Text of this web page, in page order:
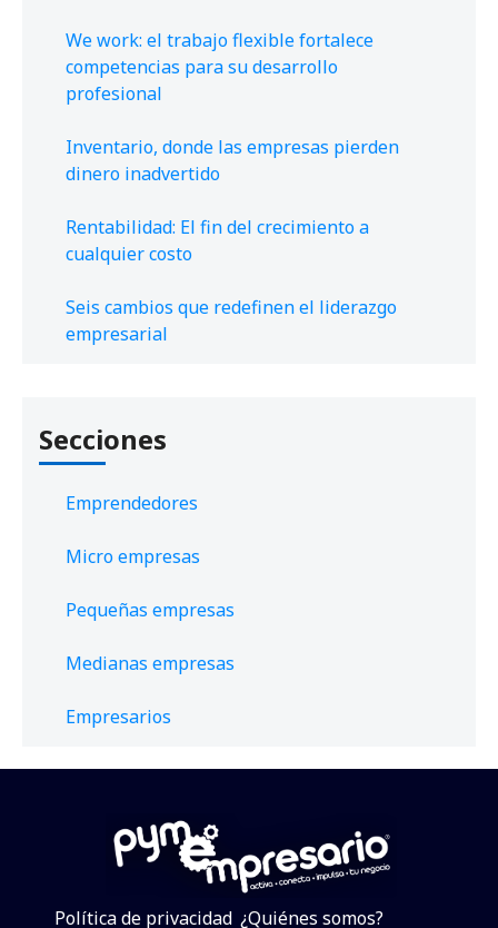
We work: el trabajo flexible fortalece
competencias para su desarrollo
profesional
Inventario, donde las empresas pierden
dinero inadvertido
Rentabilidad: El fin del crecimiento a
cualquier costo
Seis cambios que redefinen el liderazgo
empresarial
Secciones
Emprendedores
Micro empresas
Pequeñas empresas
Medianas empresas
Empresarios
Política de privacidad ¿Quiénes somos?